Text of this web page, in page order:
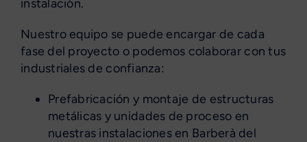
instalación.
Nuestro equipo se puede encargar de cada
fase del proyecto o podemos colaborar con tus
industriales de confianza:
Prefabricación y montaje de estructuras
metálicas y unidades de proceso en
nuestras instalaciones en Barberà del